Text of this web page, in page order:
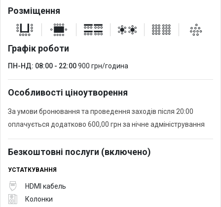
Розміщення
Графік роботи
ПН-НД: 08:00 - 22:00900 грн/година
Особливості ціноутворення
За умови бронювання та проведення заходів після 20:00
оплачується додатково 600,00 грн за нічне адміністрування
Безкоштовні послуги (включено)
УСТАТКУВАННЯ
HDMI кабель
Колонки